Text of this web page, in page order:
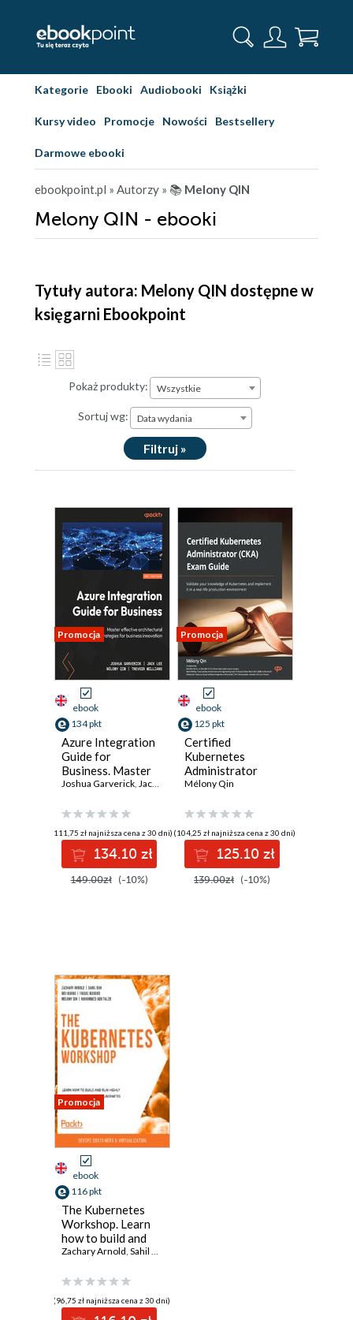
Kategorie Ebooki Audiobooki Książki
Kursy video Promocje Nowości Bestsellery
Darmowe ebooki
ebookpoint.pl » Autorzy » 📚 Melony QIN
Melony QIN - ebooki
Tytuły autora: Melony QIN dostępne w
księgarni Ebookpoint
Pokaż produkty: Wszystkie
Sortuj wg: Data wydania
Filtruj »
Promocja
ebook
134 pkt
Azure Integration
Guide for
Business. Master
effective
strategies for
business
innovation
Joshua Garverick, Jack Lee Mélony Qin,Trevoir Williams
(111,75 zł najniższa cena z 30 dni)
134.10 zł
149.00zł (-10%)
Promocja
ebook
125 pkt
Certified
Kubernetes
Administrator
(CKA) Exam Guide.
knowledge of
Kubernetes and
implement it in a
real-life
production
environment
Mélony Qin
(104,25 zł najniższa cena z 30 dni)
125.10 zł
139.00zł (-10%)
Promocja
ebook
116 pkt
The Kubernetes
Workshop. Learn
how to build and
run highly scalable
Kubernetes
Zachary Arnold, Sahil Dua
(96,75 zł najniższa cena z 30 dni)